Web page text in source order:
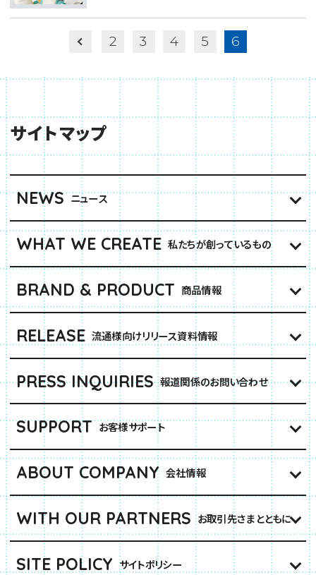
2 3 4 5 6
サイトマップ
NEWS ニュース
WHAT WE CREATE 私たちが創っているもの
BRAND & PRODUCT 商品情報
RELEASE 流通様向けリリース資料情報
PRESS INQUIRIES 報道関係のお問い合わせ
SUPPORT お客様サポート
ABOUT COMPANY 会社情報
WITH OUR PARTNERS お取引先さまとともに
SITE POLICY サイトポリシー